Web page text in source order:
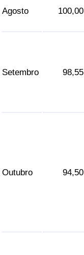
Agosto 100,00
Setembro 98,55
Outubro 94,50